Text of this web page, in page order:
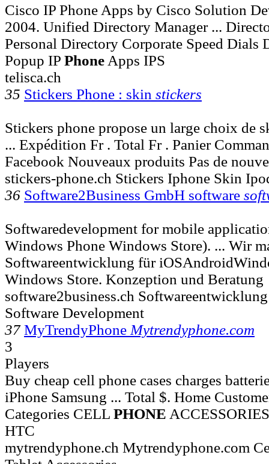
Cisco IP Phone Apps by Cisco Solution
2004. Unified Directory Manager ...
Personal Directory Corporate Speed Dials
Popup IP Phone Apps IPS
telisca.ch
35 Stickers Phone : skin stickers
Stickers phone propose un large choix de
... Expédition Fr . Total Fr . Panier
Facebook Nouveaux produits Pas de
stickers-phone.ch Stickers Iphone Skin
36 Software2Business GmbH software
Softwaredevelopment for mobile
Windows Phone Windows Store). ... Wir
Softwareentwicklung für
Windows Store. Konzeption und Beratung
software2business.ch
Software Development
37 MyTrendyPhone Mytrendyphone.com
3
Players
Buy cheap cell phone cases charges
iPhone Samsung ... Total $. Home
Categories CELL PHONE
HTC
mytrendyphone.ch Mytrendyphone.com